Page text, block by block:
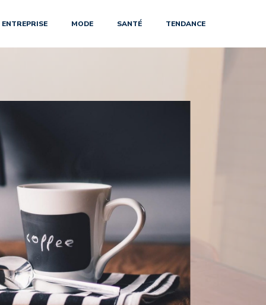
ENTREPRISE MODE SANTÉ TENDANCE